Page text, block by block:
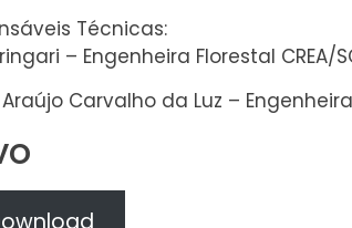
Técnicas:
– Engenheira Florestal CREA/
Carvalho da Luz – Engenheira